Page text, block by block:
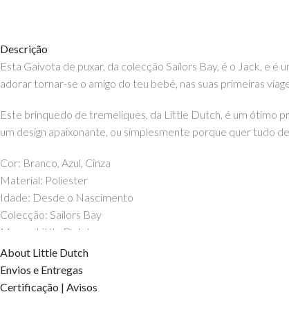
Descrição
Esta Gaivota de puxar, da colecção Sailors Bay, é o Jack, e
adorar tornar-se o amigo do teu bebé, nas suas primeiras
Este brinquedo de tremeliques, da Little Dutch, é um ótimo
um design apaixonante, ou simplesmente porque quer tudo
Cor: Branco, Azul, Cinza
Material: Poliester
Idade: Desde o Nascimento
Colecção: Sailors Bay
Marca: Little Dutch
About Little Dutch
Envios e Entregas
Certificação | Avisos